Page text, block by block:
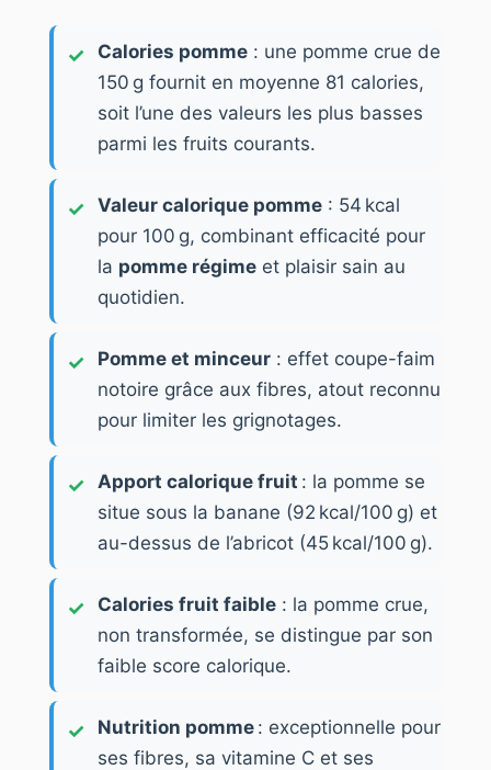
Calories pomme : une pomme crue de
150 g fournit en moyenne 81 calories,
soit l’une des valeurs les plus basses
parmi les fruits courants.
Valeur calorique pomme : 54 kcal
pour 100 g, combinant efficacité pour
la pomme régime et plaisir sain au
quotidien.
Pomme et minceur : effet coupe-faim
notoire grâce aux fibres, atout reconnu
pour limiter les grignotages.
Apport calorique fruit : la pomme se
situe sous la banane (92 kcal/100 g) et
au-dessus de l’abricot (45 kcal/100 g).
Calories fruit faible : la pomme crue,
non transformée, se distingue par son
faible score calorique.
Nutrition pomme : exceptionnelle pour
ses fibres, sa vitamine C et ses